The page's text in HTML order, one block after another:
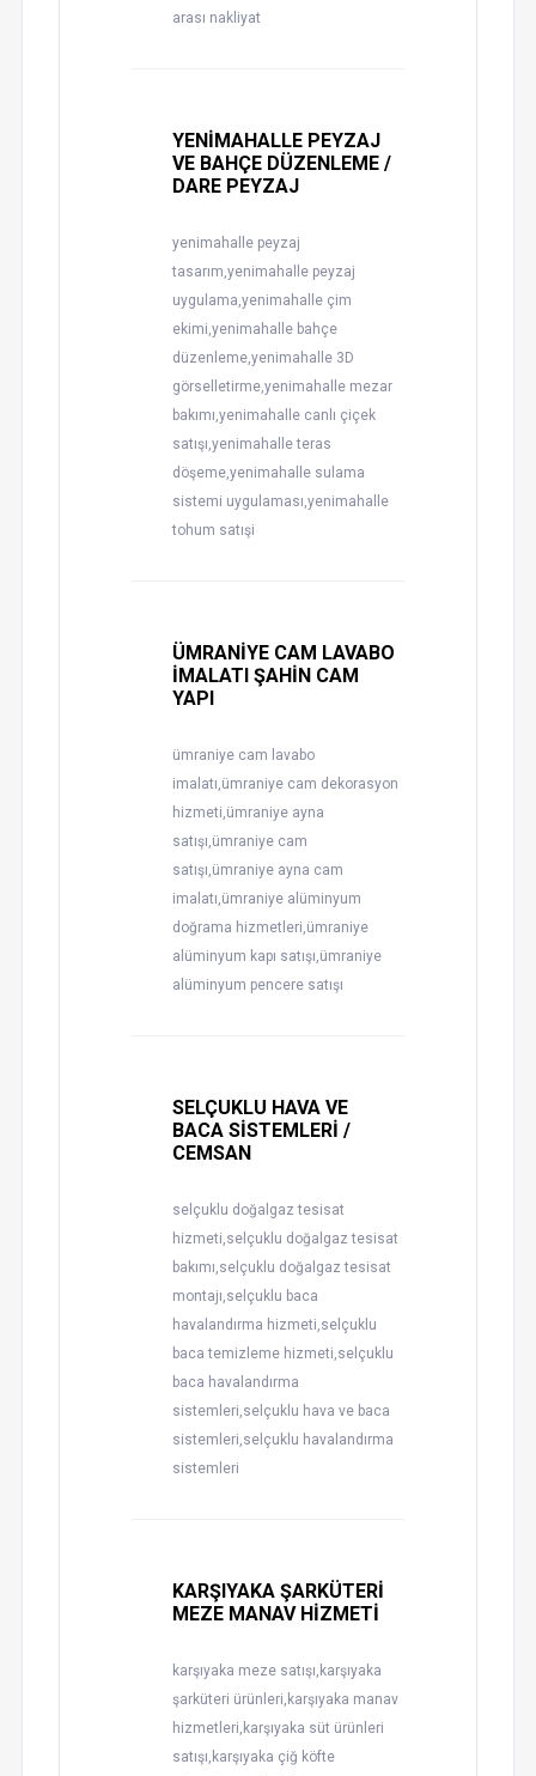
arası nakliyat
YENİMAHALLE PEYZAJ
VE BAHÇE DÜZENLEME /
DARE PEYZAJ
yenimahalle peyzaj
tasarım,yenimahalle peyzaj
uygulama,yenimahalle çim
ekimi,yenimahalle bahçe
düzenleme,yenimahalle 3D
görselletirme,yenimahalle mezar
bakımı,yenimahalle canlı çiçek
satışı,yenimahalle teras
döşeme,yenimahalle sulama
sistemi uygulaması,yenimahalle
tohum satışi
ÜMRANİYE CAM LAVABO
İMALATI ŞAHİN CAM
YAPI
ümraniye cam lavabo
imalatı,ümraniye cam dekorasyon
hizmeti,ümraniye ayna
satışı,ümraniye cam
satışı,ümraniye ayna cam
imalatı,ümraniye alüminyum
doğrama hizmetleri,ümraniye
alüminyum kapı satışı,ümraniye
alüminyum pencere satışı
SELÇUKLU HAVA VE
BACA SİSTEMLERİ /
CEMSAN
selçuklu doğalgaz tesisat
hizmeti,selçuklu doğalgaz tesisat
bakımı,selçuklu doğalgaz tesisat
montajı,selçuklu baca
havalandırma hizmeti,selçuklu
baca temizleme hizmeti,selçuklu
baca havalandırma
sistemleri,selçuklu hava ve baca
sistemleri,selçuklu havalandırma
sistemleri
KARŞIYAKA ŞARKÜTERİ
MEZE MANAV HİZMETİ
karşıyaka meze satışı,karşıyaka
şarküteri ürünleri,karşıyaka manav
hizmetleri,karşıyaka süt ürünleri
satışı,karşıyaka çiğ köfte